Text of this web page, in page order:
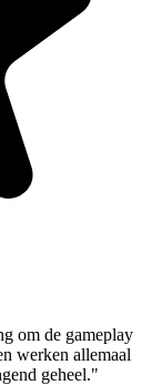
om de gameplay
werken allemaal
geheel."